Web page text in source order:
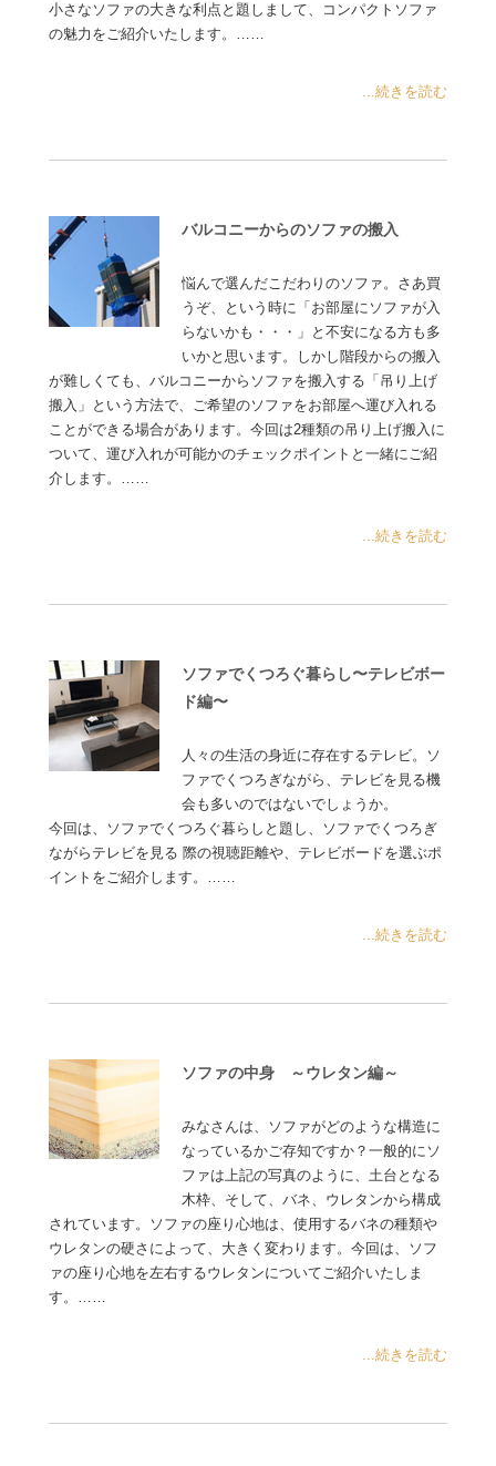
小さなソファの大きな利点と題しまして、コンパクトソファ
の魅力をご紹介いたします。……
...続きを読む
バルコニーからのソファの搬入
悩んで選んだこだわりのソファ。さあ買
うぞ、という時に「お部屋にソファが入
らないかも・・・」と不安になる方も多
いかと思います。しかし階段からの搬入
が難しくても、バルコニーからソファを搬入する「吊り上げ
搬入」という方法で、ご希望のソファをお部屋へ運び入れる
ことができる場合があります。今回は2種類の吊り上げ搬入に
ついて、運び入れが可能かのチェックポイントと一緒にご紹
介します。……
...続きを読む
ソファでくつろぐ暮らし〜テレビボー
ド編〜
人々の生活の身近に存在するテレビ。ソ
ファでくつろぎながら、テレビを見る機
会も多いのではないでしょうか。
今回は、ソファでくつろぐ暮らしと題し、ソファでくつろぎ
ながらテレビを見る 際の視聴距離や、テレビボードを選ぶポ
イントをご紹介します。……
...続きを読む
ソファの中身 ～ウレタン編～
みなさんは、ソファがどのような構造に
なっているかご存知ですか？一般的にソ
ファは上記の写真のように、土台となる
木枠、そして、バネ、ウレタンから構成
されています。ソファの座り心地は、使用するバネの種類や
ウレタンの硬さによって、大きく変わります。今回は、ソフ
ァの座り心地を左右するウレタンについてご紹介いたしま
す。……
...続きを読む